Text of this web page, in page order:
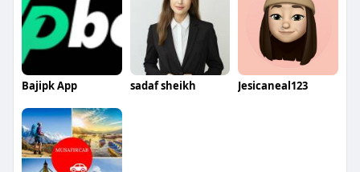
Bajipk App sadaf sheikh Jesicaneal123